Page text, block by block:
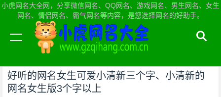
小虎网名大全网，分享微信网名、QQ网名、游戏网名、男生网名、女生
网名、情侣网名、霸气网名等内容，是您选择网名的好助手。
当前位置：小虎网名大全网首页>微信网名
好听的网名女生可爱小清新三个字、小清新的
网名女生版3个字以上